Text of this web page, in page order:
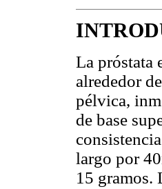
La próstata
alrededor
pélvica,
de base
largo por
15 gramos.